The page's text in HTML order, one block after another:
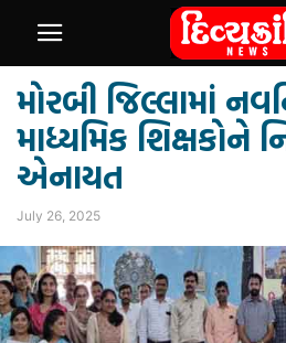
મોરબી જિલ્લામાં
માધ્યમિક શિક્ષકોને
એનાયત
July 26, 2025